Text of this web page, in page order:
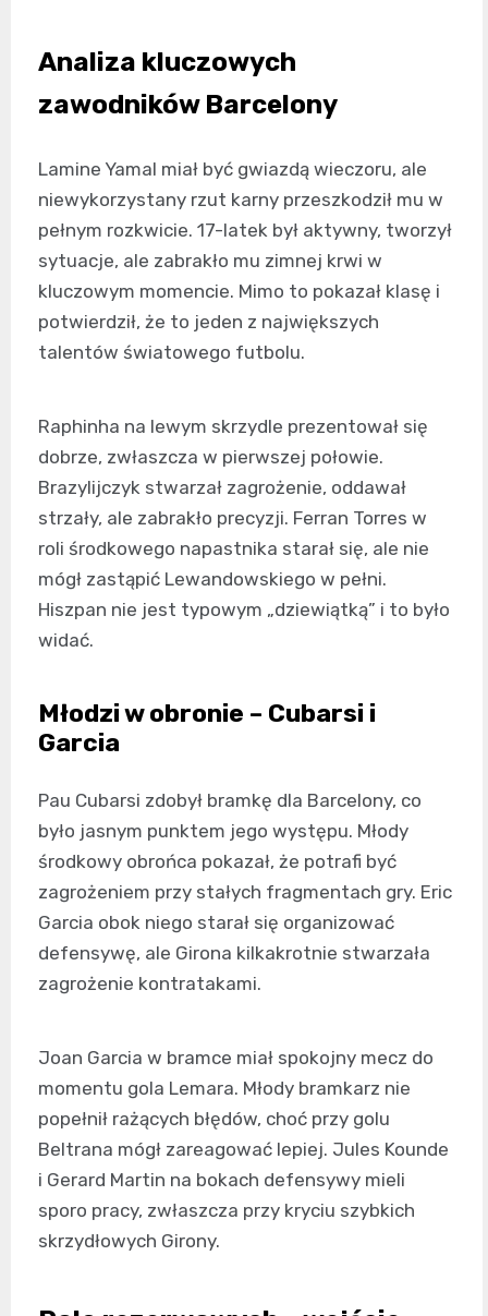
Analiza kluczowych
zawodników Barcelony
Lamine Yamal miał być gwiazdą wieczoru, ale
niewykorzystany rzut karny przeszkodził mu w
pełnym rozkwicie. 17-latek był aktywny, tworzył
sytuacje, ale zabrakło mu zimnej krwi w
kluczowym momencie. Mimo to pokazał klasę i
potwierdził, że to jeden z największych
talentów światowego futbolu.
Raphinha na lewym skrzydle prezentował się
dobrze, zwłaszcza w pierwszej połowie.
Brazylijczyk stwarzał zagrożenie, oddawał
strzały, ale zabrakło precyzji. Ferran Torres w
roli środkowego napastnika starał się, ale nie
mógł zastąpić Lewandowskiego w pełni.
Hiszpan nie jest typowym „dziewiątką” i to było
widać.
Młodzi w obronie – Cubarsi i
Garcia
Pau Cubarsi zdobył bramkę dla Barcelony, co
było jasnym punktem jego występu. Młody
środkowy obrońca pokazał, że potrafi być
zagrożeniem przy stałych fragmentach gry. Eric
Garcia obok niego starał się organizować
defensywę, ale Girona kilkakrotnie stwarzała
zagrożenie kontratakami.
Joan Garcia w bramce miał spokojny mecz do
momentu gola Lemara. Młody bramkarz nie
popełnił rażących błędów, choć przy golu
Beltrana mógł zareagować lepiej. Jules Kounde
i Gerard Martin na bokach defensywy mieli
sporo pracy, zwłaszcza przy kryciu szybkich
skrzydłowych Girony.